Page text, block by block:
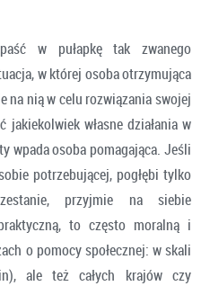
w pułapkę tak zwanego
w której osoba otrzymująca
na nią w celu rozwiązania swojej
własne działania w
wpada osoba pomagająca. Jeśli
potrzebującej, pogłębi tylko
przyjmie na siebie
to często moralną i
o pomocy społecznej: w skali
ale też całych krajów czy